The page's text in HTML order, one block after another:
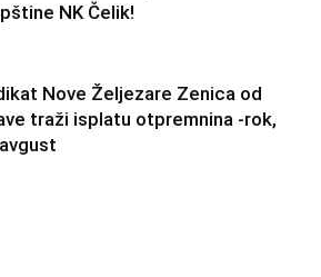
NK Čelik!
Nove Željezare Zenica od
traži isplatu otpremnina -rok,